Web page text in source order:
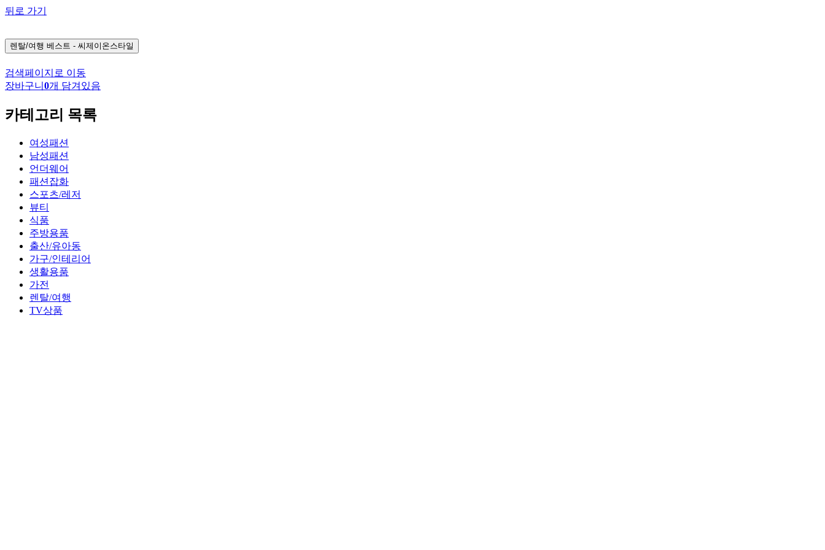
뒤로 가기
렌탈/여행 베스트 - 씨제이온스타일
검색페이지로 이동
장바구니 0개 담겨있음
카테고리 목록
여성패션
남성패션
언더웨어
패션잡화
스포츠/레저
뷰티
식품
주방용품
출산/유아동
가구/인테리어
생활용품
가전
렌탈/여행
TV상품